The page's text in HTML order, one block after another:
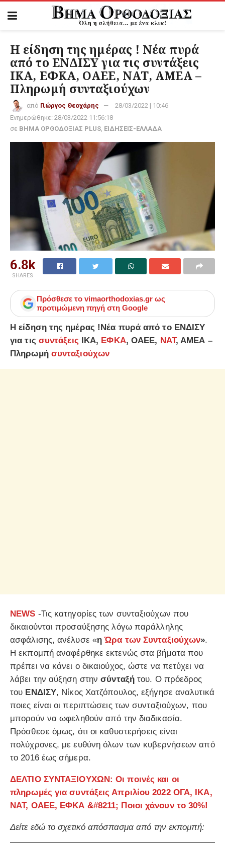
Η είδηση της ημέρας ! Νέα πυρά
από το ΕΝΔΙΣΥ για τις συντάξεις
ΙΚΑ, ΕΦΚΑ, ΟΑΕΕ, ΝΑΤ, ΑΜΕΑ –
Πληρωμή συνταξιούχων
από Γιώργος Θεοχάρης
28/03/2022 | 10:46
Ενημερώθηκε: 28/03/2022 11:56:18
σε ΒΗΜΑ ΟΡΘΟΔΟΞΙΑΣ PLUS, ΕΙΔΗΣΕΙΣ-ΕΛΛΑΔΑ
6.8k
SHARES
Πρόσθεσε το vimaorthodoxias.gr ως
προτιμώμενη πηγή στη Google
Η είδηση της ημέρας ! Νέα πυρά από το ΕΝΔΙΣΥ
για τις συντάξεις ΙΚΑ, ΕΦΚΑ, ΟΑΕΕ, ΝΑΤ, ΑΜΕΑ –
Πληρωμή συνταξιούχων
NEWS -Τις κατηγορίες των συνταξιούχων που
δικαιούνται προσαύξησης λόγω παράλληλης
ασφάλισης, ανέλυσε «ηΏρα των Συνταξιούχων».
Η εκπομπή αναφέρθηκε εκτενώς στα βήματα που
πρέπει να κάνει ο δικαιούχος, ώστε να πετύχει να
λάβει την αύξηση στην σύνταξήτου. Ο πρόεδρος
του ΕΝΔΙΣΥ, Νίκος Χατζόπουλος, εξήγησε αναλυτικά
ποιες είναι οι περιπτώσεις των συνταξιούχων, που
μπορούν να ωφεληθούν από την διαδικασία.
Πρόσθεσε όμως, ότι οι καθυστερήσεις είναι
πολύχρονες, με ευθύνη όλων των κυβερνήσεων από
το 2016 έως σήμερα.
ΔΕΛΤΙΟ ΣΥΝΤΑΞΙΟΥΧΩΝ: Οι ποινές και οι
πληρωμές για συντάξεις Απριλίου 2022 ΟΓΑ, ΙΚΑ,
ΝΑΤ, ΟΑΕΕ, ΕΦΚΑ &#8211; Ποιοι χάνουν το 30%!
Δείτε εδώ το σχετικό απόσπασμα από την εκπομπή: